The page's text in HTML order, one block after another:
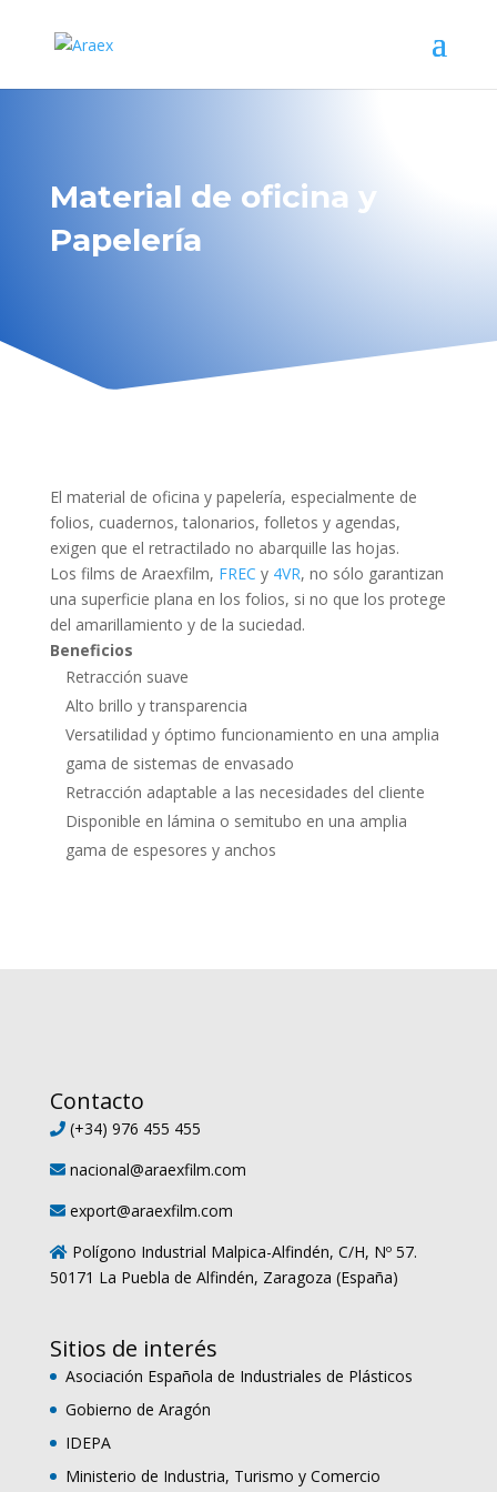
Material de oficina y
Papelería
El material de oficina y papelería, especialmente de
folios, cuadernos, talonarios, folletos y agendas,
exigen que el retractilado no abarquille las hojas.
Los films de Araexfilm, FREC y 4VR, no sólo garantizan
una superficie plana en los folios, si no que los protege
del amarillamiento y de la suciedad.
Beneficios
Retracción suave
Alto brillo y transparencia
Versatilidad y óptimo funcionamiento en una amplia
gama de sistemas de envasado
Retracción adaptable a las necesidades del cliente
Disponible en lámina o semitubo en una amplia
gama de espesores y anchos
Contacto
(+34) 976 455 455
nacional@araexfilm.com
export@araexfilm.com
Polígono Industrial Malpica-Alfindén, C/H, Nº 57.
50171 La Puebla de Alfindén, Zaragoza (España)
Sitios de interés
Asociación Española de Industriales de Plásticos
Gobierno de Aragón
IDEPA
Ministerio de Industria, Turismo y Comercio